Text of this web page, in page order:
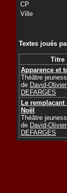
CP
Ville
Textes joués
Titre
Apparence et
Théâtre
de David-Olivier
DEFARGES
Le remplaçant
Noël
Théâtre
de David-Olivier
DEFARGES